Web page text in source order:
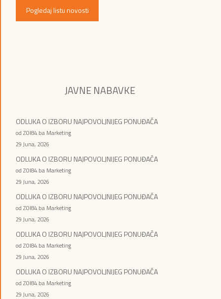
Pogledaj listu novosti
JAVNE NABAVKE
ODLUKA O IZBORU NAJPOVOLJNIJEG PONUĐAČA
od ZOI84.ba Marketing
29 Juna, 2026
ODLUKA O IZBORU NAJPOVOLJNIJEG PONUĐAČA
od ZOI84.ba Marketing
29 Juna, 2026
ODLUKA O IZBORU NAJPOVOLJNIJEG PONUĐAČA
od ZOI84.ba Marketing
29 Juna, 2026
ODLUKA O IZBORU NAJPOVOLJNIJEG PONUĐAČA
od ZOI84.ba Marketing
29 Juna, 2026
ODLUKA O IZBORU NAJPOVOLJNIJEG PONUĐAČA
od ZOI84.ba Marketing
29 Juna, 2026